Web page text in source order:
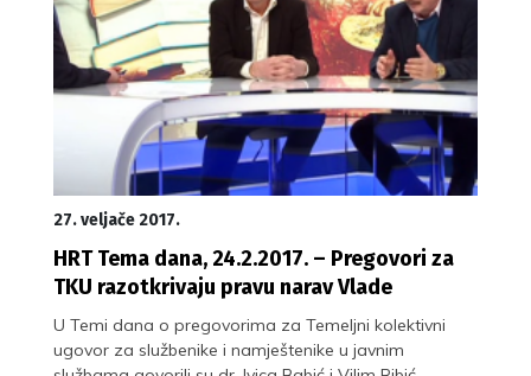
27. veljače 2017.
HRT Tema dana, 24.2.2017. – Pregovori za
TKU razotkrivaju pravu narav Vlade
U Temi dana o pregovorima za Temeljni kolektivni
ugovor za službenike i namještenike u javnim